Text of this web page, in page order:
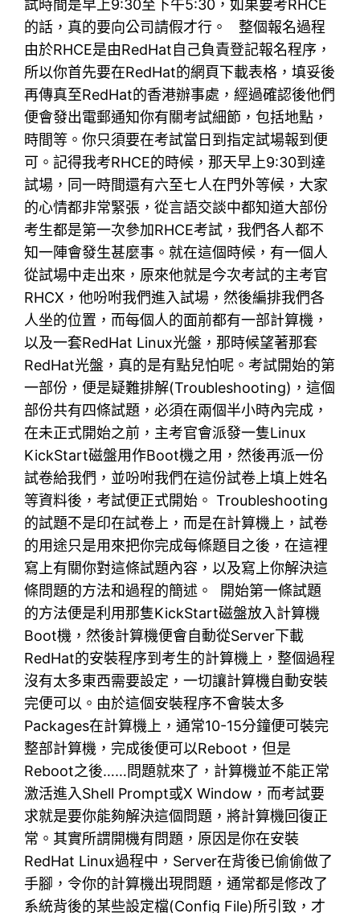
試時間是早上9:30至下午5:30，如果要考RHCE
的話，真的要向公司請假才行。 整個報名過程
由於RHCE是由RedHat自己負責登記報名程序，
所以你首先要在RedHat的網頁下載表格，填妥後
再傳真至RedHat的香港辦事處，經過確認後他們
便會發出電郵通知你有關考試細節，包括地點，
時間等。你只須要在考試當日到指定試場報到便
可。記得我考RHCE的時候，那天早上9:30到達
試場，同一時間還有六至七人在門外等候，大家
的心情都非常緊張，從言語交談中都知道大部份
考生都是第一次參加RHCE考試，我們各人都不
知一陣會發生甚麼事。就在這個時候，有一個人
從試場中走出來，原來他就是今次考試的主考官
RHCX，他吩咐我們進入試場，然後編排我們各
人坐的位置，而每個人的面前都有一部計算機，
以及一套RedHat Linux光盤，那時候望著那套
RedHat光盤，真的是有點兒怕呢。考試開始的第
一部份，便是疑難排解(Troubleshooting)，這個
部份共有四條試題，必須在兩個半小時內完成，
在未正式開始之前，主考官會派發一隻Linux
KickStart磁盤用作Boot機之用，然後再派一份
試卷給我們，並吩咐我們在這份試卷上填上姓名
等資料後，考試便正式開始。 Troubleshooting
的試題不是印在試卷上，而是在計算機上，試卷
的用途只是用來把你完成每條題目之後，在這裡
寫上有關你對這條試題內容，以及寫上你解決這
條問題的方法和過程的簡述。 開始第一條試題
的方法便是利用那隻KickStart磁盤放入計算機
Boot機，然後計算機便會自動從Server下載
RedHat的安裝程序到考生的計算機上，整個過程
沒有太多東西需要設定，一切讓計算機自動安裝
完便可以。由於這個安裝程序不會裝太多
Packages在計算機上，通常10-15分鐘便可裝完
整部計算機，完成後便可以Reboot，但是
Reboot之後……問題就來了，計算機並不能正常
激活進入Shell Prompt或X Window，而考試要
求就是要你能夠解決這個問題，將計算機回復正
常。其實所謂開機有問題，原因是你在安裝
RedHat Linux過程中，Server在背後已偷偷做了
手腳，令你的計算機出現問題，通常都是修改了
系統背後的某些設定檔(Config File)所引致，才